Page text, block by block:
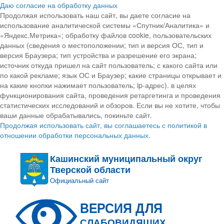
Даю согласие на обработку данных
Продолжая использовать наш сайт, вы даете согласие на
использование аналитической системы «Спутник/Аналитика» и
«Яндекс.Метрика»; обработку файлов cookie, пользовательских
данных (сведения о местоположении; тип и версия ОС, тип и
версия Браузера; тип устройства и разрешение его экрана;
источник откуда пришел на сайт пользователь; с какого сайта или
по какой рекламе; язык ОС и Браузер; какие страницы открывает и
на какие кнопки нажимает пользователь; ip-адрес). в целях
функционирования сайта, проведения ретаргетинга и проведения
статистических исследований и обзоров. Если вы не хотите, чтобы
ваши данные обрабатывались, покиньте сайт.
Продолжая использовать сайт, вы соглашаетесь с политикой в
отношении обработки персональных данных.